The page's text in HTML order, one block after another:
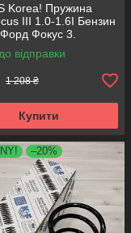
Korea! Пружина
III 1.0-1.6I Бензин
Фокус 3.
4027656 , RA3444 ,
Корея
відправки
1 208 ₴
Купити
–20%